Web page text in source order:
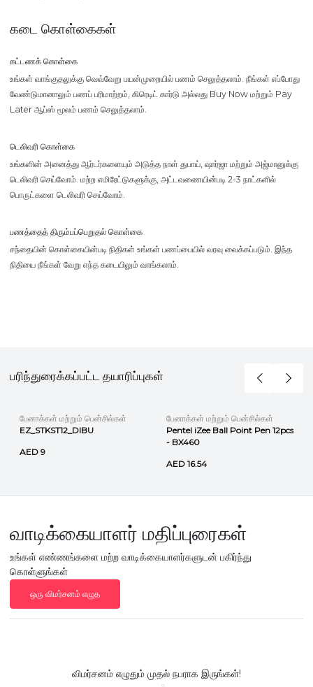
கடை கொள்கைகள்
கட்டணக் கொள்கை
உங்கள் வாங்குதலுக்கு வெவ்வேறு பயன்முறையில் பணம் செலுத்தலாம். நீங்கள் எப்போது
வேண்டுமானாலும் பணப் பரிமாற்றம், கிரெடிட் கார்டு அல்லது Buy Now மற்றும் Pay
Later ஆப்ஸ் மூலம் பணம் செலுத்தலாம்.
டெலிவரி கொள்கை
உங்களின் அனைத்து ஆர்டர்களையும் அடுத்த நாள் துபாய், ஷார்ஜா மற்றும் அஜ்மானுக்கு
டெலிவரி செய்வோம். மற்ற எமிரேட்டுகளுக்கு, அட்டவணையின்படி 2-3 நாட்களில்
பொருட்களை டெலிவரி செய்வோம்.
பணத்தைத் திரும்பப்பெறுதல் கொள்கை
சந்தையின் கொள்கையின்படி நிதிகள் உங்கள் பணப்பையில் வரவு வைக்கப்படும். இந்த
நிதியை நீங்கள் வேறு எந்த கடையிலும் வாங்கலாம்.
பரிந்துரைக்கப்பட்ட தயாரிப்புகள்
பேனாக்கள் மற்றும் பென்சில்கள்
EZ_STKST12_DIBU
AED 9
பேனாக்கள் மற்றும் பென்சில்கள்
Pentel iZee Ball Point Pen 12pcs
- BX460
AED 16.54
வாடிக்கையாளர் மதிப்புரைகள்
உங்கள் எண்ணங்களை மற்ற வாடிக்கையாளர்களுடன் பகிர்ந்து
கொள்ளுங்கள்
ஒரு விமர்சனம் எழுத
விமர்சனம் எழுதும் முதல் நபராக இருங்கள்!